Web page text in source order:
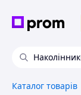
Каталог товарів